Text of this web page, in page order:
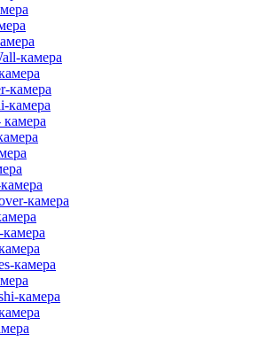
камера
камера
камера
камера
камера
камера